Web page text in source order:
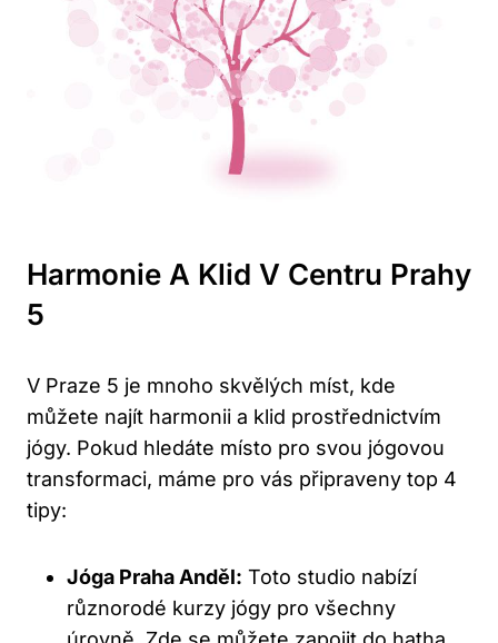
Harmonie A Klid V Centru Prahy
5
V Praze 5 je mnoho skvělých míst, kde
můžete najít harmonii a klid prostřednictvím
jógy. Pokud hledáte místo pro svou jógovou
transformaci, máme pro vás připraveny top 4
tipy:
Jóga Praha Anděl: Toto studio nabízí
různorodé kurzy jógy pro všechny